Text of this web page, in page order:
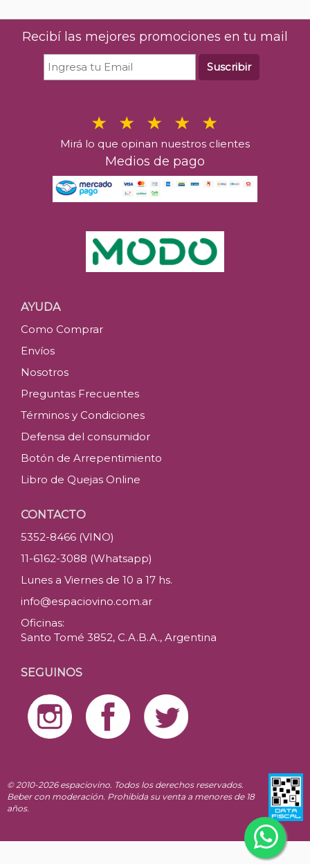
Recibí las mejores promociones en tu mail
Suscribir
Mirá lo que opinan nuestros clientes
Medios de pago
AYUDA
Como Comprar
Envíos
Nosotros
Preguntas Frecuentes
Términos y Condiciones
Defensa del consumidor
Botón de Arrepentimiento
Libro de Quejas Online
CONTACTO
5352-8466 (VINO)
11-6162-3088 (Whatsapp)
Lunes a Viernes de 10 a 17 hs.
info@espaciovino.com.ar
Oficinas:
Santo Tomé 3852, C.A.B.A., Argentina
SEGUINOS
© 2010-2026 espaciovino. Todos los derechos reservados.
Beber con moderación. Prohibida su venta a menores de 18
años.